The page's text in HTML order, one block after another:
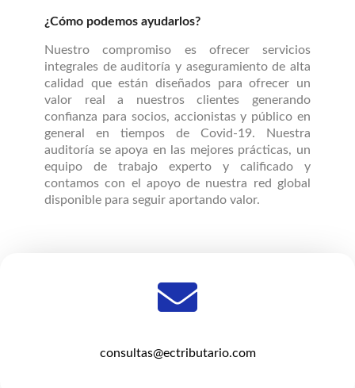
¿Cómo podemos ayudarlos?
Nuestro compromiso es ofrecer servicios
integrales de auditoría y aseguramiento de alta
calidad que están diseñados para ofrecer un
valor real a nuestros clientes generando
confianza para socios, accionistas y público en
general en tiempos de Covid-19. Nuestra
auditoría se apoya en las mejores prácticas, un
equipo de trabajo experto y calificado y
contamos con el apoyo de nuestra red global
disponible para seguir aportando valor.
consultas@ectributario.com